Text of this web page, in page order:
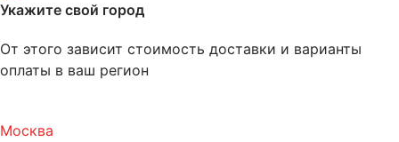
Укажите свой город
От этого зависит стоимость доставки и варианты
оплаты в ваш регион
Москва